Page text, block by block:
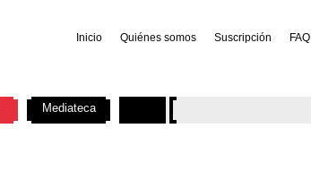
Inicio Quiénes somos Suscripción FAQ
Mediateca